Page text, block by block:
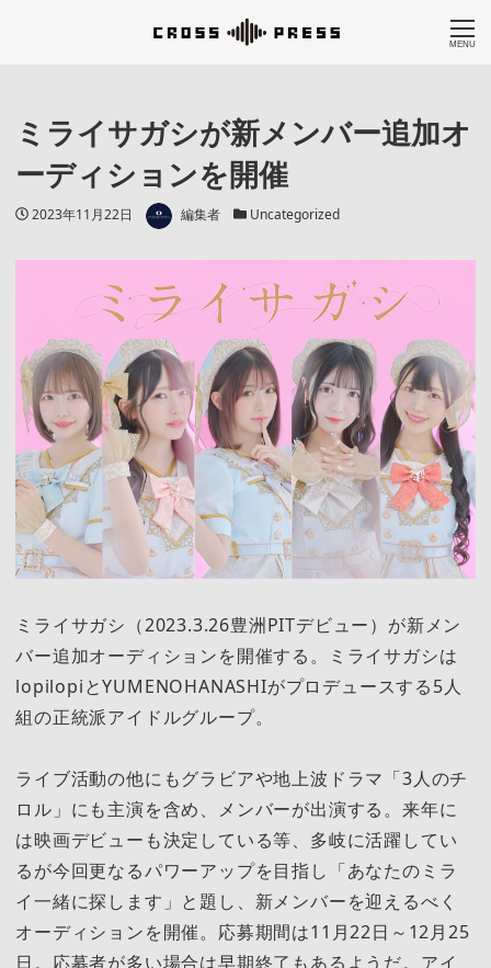
MENU
ミライサガシが新メンバー追加オ
ーディションを開催
投稿日
2023年11月22日 著者 編集者 カテゴリー
Uncategorized
ミライサガシ（2023.3.26豊洲PITデビュー）が新メン
バー追加オーディションを開催する。ミライサガシは
lopilopiとYUMENOHANASHIがプロデュースする5人
組の正統派アイドルグループ。
ライブ活動の他にもグラビアや地上波ドラマ「3人のチ
ロル」にも主演を含め、メンバーが出演する。来年に
は映画デビューも決定している等、多岐に活躍してい
るが今回更なるパワーアップを目指し「あなたのミラ
イ一緒に探します」と題し、新メンバーを迎えるべく
オーディションを開催。応募期間は11月22日～12月25
日。応募者が多い場合は早期終了もあるようだ。アイ